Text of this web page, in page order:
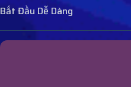
Bắt Đầu Dễ Dàng